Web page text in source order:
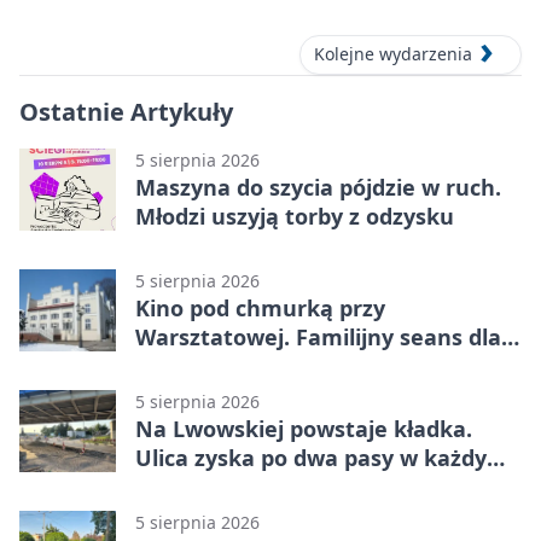
Kolejne wydarzenia
Ostatnie Artykuły
5 sierpnia 2026
Maszyna do szycia pójdzie w ruch.
Młodzi uszyją torby z odzysku
5 sierpnia 2026
Kino pod chmurką przy
Warsztatowej. Familijny seans dla
5 sierpnia 2026
Na Lwowskiej powstaje kładka.
Ulica zyska po dwa pasy w każdym
5 sierpnia 2026